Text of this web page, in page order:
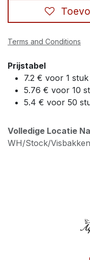
Terms and Conditions
Prijstabel
7.2 € voor 1 stuk
5.76 € voor 10
5.4 € voor 50
Volledige Locatie
WH/Stock/